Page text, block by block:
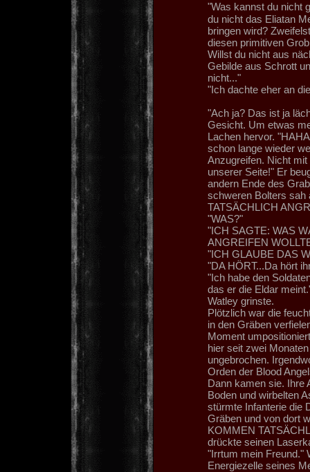
"Was kannst du nicht
du nicht das Eliatan
bringen wird?
diesen primitiven
Willst du nicht aus
Gebilde aus Schrott
nicht..."
"Ich dachte eher an
"Ach ja? Das ist ja
Gesicht. Um etwas
Lachen hervor.
schon lange wieder
Anzugreifen. Nicht
unserer Seite!" Er
andern Ende des
schweren Bolters sah
TATSÄCHLICH
"WAS?"
"ICH SAGTE: WAS
ANGREIFEN
"ICH GLAUBE DAS
"DA HÖRT...Da hört
"Ich habe den
das er die Eldar
Watley grinste.
Plötzlich war die
in den Gräben
Moment
hier seit zwei
ungebrochen.
Orden der Blood
Dann kamen sie. Ihre
Boden und wirbelten
stürmte Infanterie die
Gräben und von dort
KOMMEN
drückte seinen
"Irrtum mein Freund."
Energiezelle seines